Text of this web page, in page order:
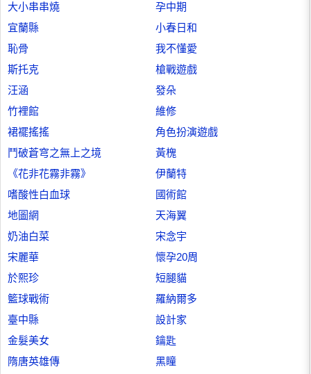
大小串串燒
孕中期
宜蘭縣
小春日和
恥骨
我不懂愛
斯托克
槍戰遊戲
汪涵
發朵
竹裡館
維修
裙襬搖搖
角色扮演遊戲
鬥破蒼穹之無上之境
黃槐
《花非花霧非霧》
伊蘭特
嗜酸性白血球
國術館
地圖網
天海翼
奶油白菜
宋念宇
宋麗華
懷孕20周
於熙珍
短腿貓
籃球戰術
羅納爾多
臺中縣
設計家
金髮美女
鑰匙
隋唐英雄傳
黑瞳